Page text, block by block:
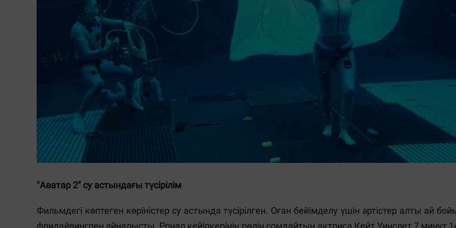
"Аватар 2" су астындағы түсірілім
Фильмдегі көптеген көріністер су астында түсірілген. Оған бейімделу үшін әртістер алты ай
фридайвингпен айналысты. Ронал кейіпкерінің рөлін сомдайтын актриса Кейт Уинслет 7 минут